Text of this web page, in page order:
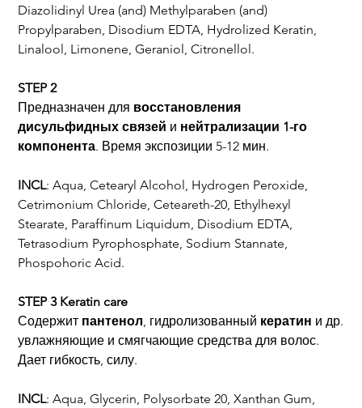
Diazolidinyl Urea (and) Methylparaben (and)
Propylparaben, Disodium EDTA, Hydrolized Keratin,
Linalool, Limonene, Geraniol, Citronellol.
STEP 2
Предназначен для восстановления
дисульфидных связей и нейтрализации 1-го
компонента. Время экспозиции 5-12 мин.
INCL: Aqua, Cetearyl Alcohol, Hydrogen Peroxide,
Cetrimonium Chloride, Ceteareth-20, Ethylhexyl
Stearate, Paraffinum Liquidum, Disodium EDTA,
Tetrasodium Pyrophosphate, Sodium Stannate,
Phospohoric Acid.
STEP 3 Keratin care
Содержит пантенол, гидролизованный кератин и др.
увлажняющие и смягчающие средства для волос.
Дает гибкость, силу.
INCL: Aqua, Glycerin, Polysorbate 20, Xanthan Gum,